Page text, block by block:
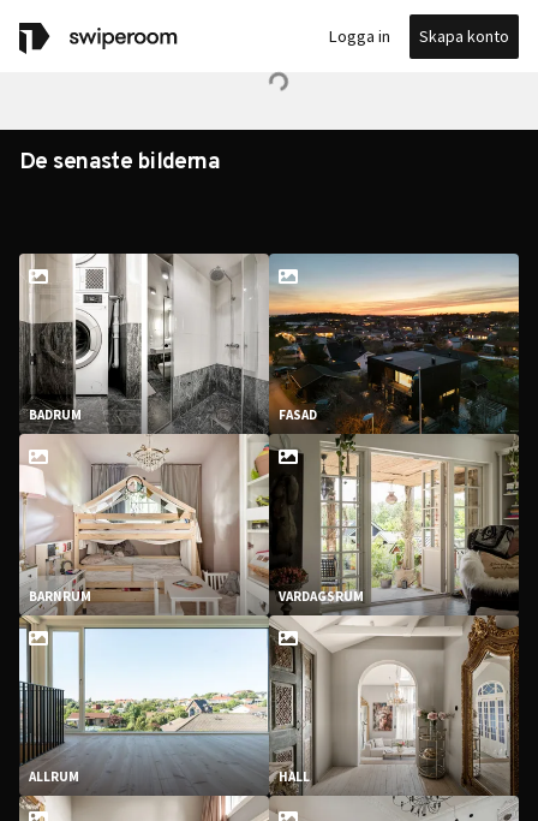
Logga in Skapa konto
De senaste bilderna
BADRUM
BARNRUM
ALLRUM
FASAD
VARDAGSRUM
HALL